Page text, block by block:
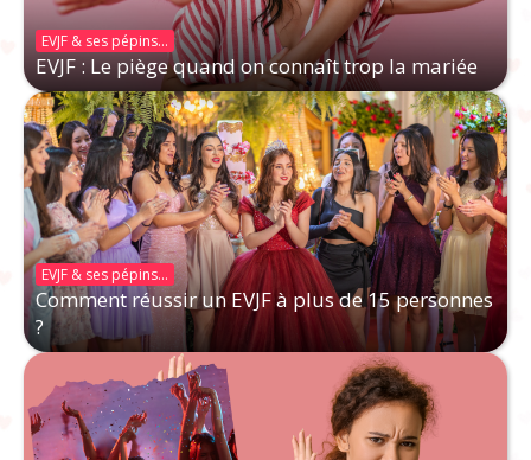
EVJF & ses pépins...
EVJF : Le piège quand on connaît trop la mariée
EVJF & ses pépins...
Comment réussir un EVJF à plus de 15 personnes
?